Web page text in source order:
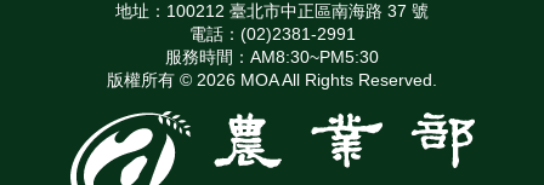
地址：100212 臺北市中正區南海路 37 號
電話：(02)2381-2991
服務時間：AM8:30~PM5:30
版權所有 © 2026 MOA All Rights Reserved.